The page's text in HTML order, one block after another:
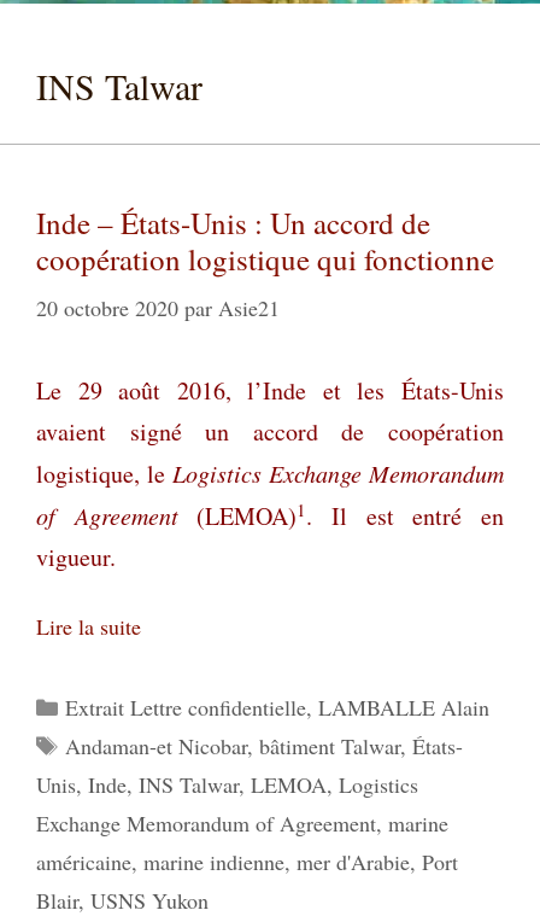
INS Talwar
Inde – États-Unis : Un accord de
coopération logistique qui fonctionne
20 octobre 2020 par Asie21
Le 29 août 2016, l’Inde et les États-Unis
avaient signé un accord de coopération
logistique, le Logistics Exchange Memorandum
of Agreement (LEMOA)1 . Il est entré en
vigueur.
Lire la suite
Catégories
Extrait Lettre confidentielle, LAMBALLE Alain
Étiquettes
Andaman-et Nicobar, bâtiment Talwar, États-
Unis, Inde, INS Talwar, LEMOA, Logistics
Exchange Memorandum of Agreement, marine
américaine, marine indienne, mer d'Arabie, Port
Blair, USNS Yukon